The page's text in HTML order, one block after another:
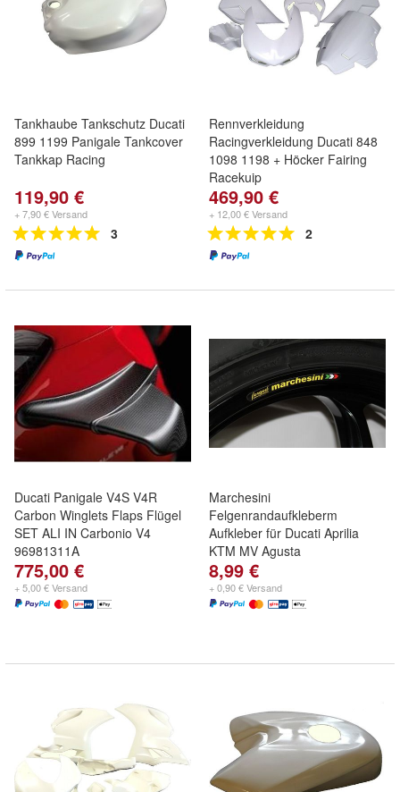
Tankhaube Tankschutz Ducati
899 1199 Panigale Tankcover
Tankkap Racing
119,90 €
+ 7,90 € Versand
3
Rennverkleidung
Racingverkleidung Ducati 848
1098 1198 + Höcker Fairing
Racekuip
469,90 €
+ 12,00 € Versand
2
Ducati Panigale V4S V4R
Carbon Winglets Flaps Flügel
SET ALI IN Carbonio V4
96981311A
775,00 €
+ 5,00 € Versand
Marchesini
Felgenrandaufkleberm
Aufkleber für Ducati Aprilia
KTM MV Agusta
8,99 €
+ 0,90 € Versand